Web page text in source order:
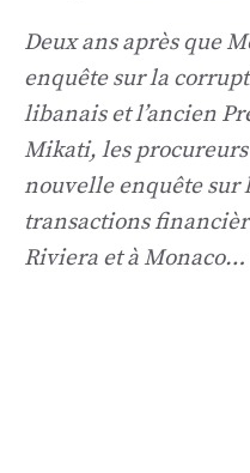
Deux ans après que
enquête sur la
libanais et l’ancien
Mikati, les
nouvelle enquête sur
transactions
Riviera et à Monaco…